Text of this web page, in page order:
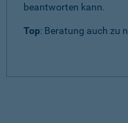
beantworten kann.
Top: Beratung auch zu